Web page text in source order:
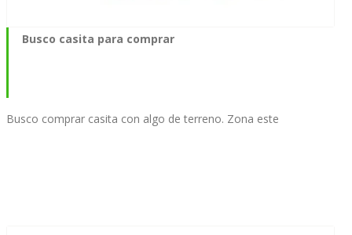
Busco casita para comprar
Busco comprar casita con algo de terreno. Zona este